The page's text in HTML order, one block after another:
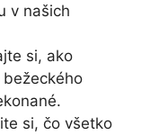
v našich
si, ako
si, čo všetko